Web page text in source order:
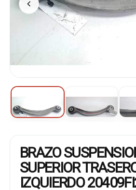
BRAZO
SUPERIOR
IZQUIERDO